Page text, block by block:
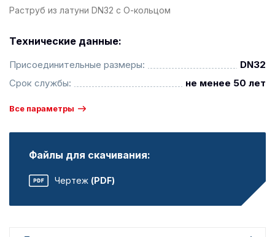
Раструб из латуни DN32 с О-кольцом
Технические данные:
Присоединительные размеры:
DN32
Срок службы:
не менее 50 лет
Все параметры
Файлы для скачивания:
Чертеж (PDF)